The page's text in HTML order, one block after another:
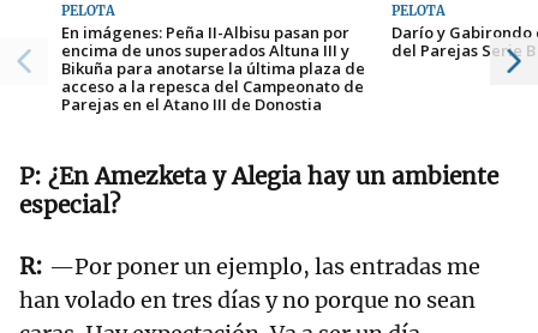
PELOTA
En imágenes: Peña II-Albisu pasan por
encima de unos superados Altuna III y
Bikuña para anotarse la última plaza de
acceso a la repesca del Campeonato de
Parejas en el Atano III de Donostia
PELOTA
Darío y
del Parejas Serie B
¿En Amezketa y Alegia hay un ambiente
especial?
—Por poner un ejemplo, las entradas me
han volado en tres días y no porque no sean